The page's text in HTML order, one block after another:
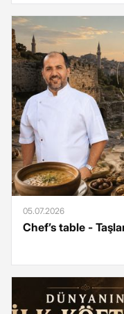
05.07.2026
Chef’s table -